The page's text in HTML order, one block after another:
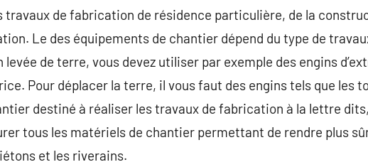
travaux de fabrication de résidence particulière, de la
Le des équipements de chantier dépend du type de
levée de terre, vous devez utiliser par exemple des engins
Pour déplacer la terre, il vous faut des engins tels que les
destiné à réaliser les travaux de fabrication à la lettre
tous les matériels de chantier permettant de rendre plus
et les riverains.